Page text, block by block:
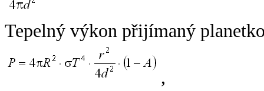
Tepelný výkon přijímaný
,